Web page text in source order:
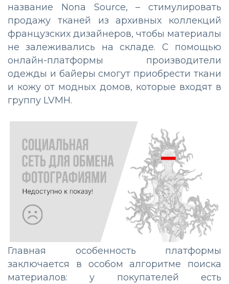
название Nona Source, – стимулировать
продажу тканей из архивных коллекций
французских дизайнеров, чтобы материалы
не залеживались на складе. С помощью
онлайн-платформы производители
одежды и байеры смогут приобрести ткани
и кожу от модных домов, которые входят в
группу LVMH.
Главная особенность платформы
заключается в особом алгоритме поиска
материалов: у покупателей есть